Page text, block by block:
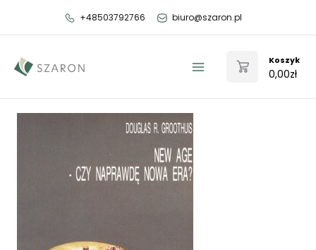
+48503792766 biuro@szaron.pl
Menu
Koszyk
0,00zł